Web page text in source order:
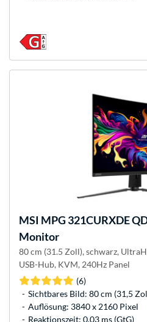
MSI MPG 321CURXDE
Monitor
80 cm (31.5 Zoll), schwarz,
USB-Hub, KVM, 240Hz Panel
(6)
Sichtbares Bild: 80 cm (31,5
Auflösung: 3840 x 2160 Pixel
Reaktionszeit: 0.03 ms (GtG)